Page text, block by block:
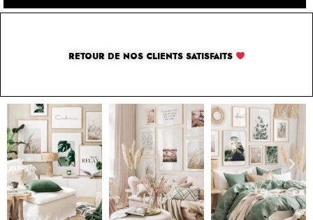
RETOUR DE NOS CLIENTS SATISFAITS